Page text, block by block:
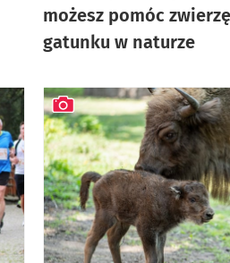
możesz pomóc
gatunku w naturze